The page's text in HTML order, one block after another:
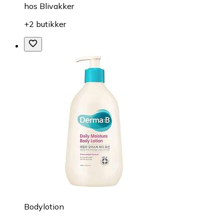
hos Blivakker
+2 butikker
Bodylotion